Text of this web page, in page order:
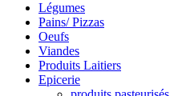
Légumes
Pains/ Pizzas
Oeufs
Viandes
Produits Laitiers
Epicerie